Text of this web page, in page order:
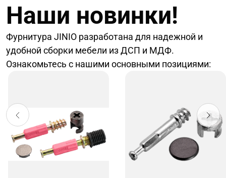
Наши новинки!
Фурнитура JINIO разработана для надежной и
удобной сборки мебели из ДСП и МДФ.
Ознакомьтесь с нашими основными позициями: